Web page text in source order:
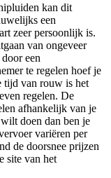
kan dit
een
zeer persoonlijk is.
van ongeveer
een
te regelen hoef je
tijd van rouw is het
regelen. De
afhankelijk van je
doen dan ben je
variëren per
de doorsnee prijzen
site van het